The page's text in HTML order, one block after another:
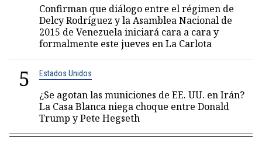
Confirman que diálogo entre el régimen de
Delcy Rodríguez y la Asamblea Nacional de
2015 de Venezuela iniciará cara a cara y
formalmente este jueves en La Carlota
5 Estados Unidos
¿Se agotan las municiones de EE. UU. en Irán?
La Casa Blanca niega choque entre Donald
Trump y Pete Hegseth